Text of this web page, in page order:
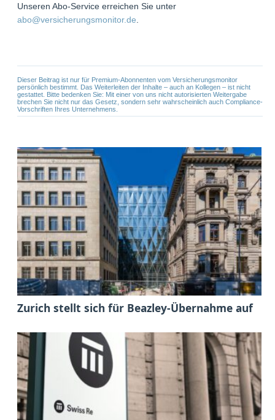
Unseren Abo-Service erreichen Sie unter
abo@versicherungsmonitor.de
Dieser Beitrag ist nur für Premium-Abonnenten vom Versicherungsmonitor
persönlich bestimmt. Das Weiterleiten der Inhalte – auch an Kollegen – ist nicht
gestattet. Bitte bedenken Sie: Mit einer von uns nicht autorisierten Weitergabe
brechen Sie nicht nur das Gesetz, sondern sehr wahrscheinlich auch Compliance-
Vorschriften Ihres Unternehmens.
Zurich stellt sich für Beazley-Übernahme auf